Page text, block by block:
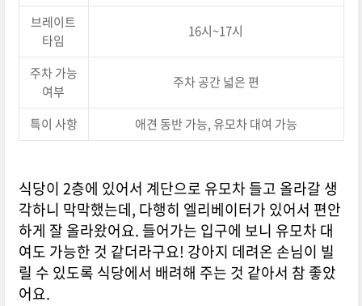
브레이트
타임
16시~17시
주차 가능
여부
주차 공간 넓은 편
특이 사항 애견 동반 가능, 유모차 대여 가능
식당이 2층에 있어서 계단으로 유모차 들고 올라갈 생
각하니 막막했는데, 다행히 엘리베이터가 있어서 편안
하게 잘 올라왔어요. 들어가는 입구에 보니 유모차 대
여도 가능한 것 같더라구요! 강아지 데려온 손님이 빌
릴 수 있도록 식당에서 배려해 주는 것 같아서 참 좋았
어요.